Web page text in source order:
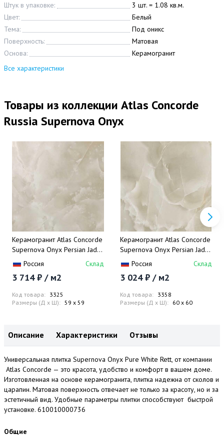
Штук в упаковке:
3 шт. = 1.08 кв.м.
Цвет:
Белый
Тема:
Под оникс
Поверхность:
Матовая
Основа:
Керамогранит
Все характеристики
Товары из коллекции Atlas Concorde
Russia Supernova Onyx
Керамогранит Atlas Concorde
Supernova Onyx Persian Jade
Lap 59х59
Россия Склад
3 714 ₽ / м2
Код товара: 3325
Размеры (Д x Ш): 59 x 59
Керамогранит Atlas Concorde
Supernova Onyx Persian Jade
Rett 60х60
Россия Склад
3 024 ₽ / м2
Код товара: 3358
Размеры (Д x Ш): 60 x 60
Описание Характеристики Отзывы
Универсальная плитка Supernova Onyx Pure White Rett, от компании
Atlas Concorde — это красота, удобство и комфорт в вашем доме.
Изготовленная на основе керамогранита, плитка надежна от сколов и
царапин. Матовая поверхность отвечает не только за красоту, но и за
эстетичный вид. Удобные параметры плитки способствуют быстрой
установке. 610010000736
Общие